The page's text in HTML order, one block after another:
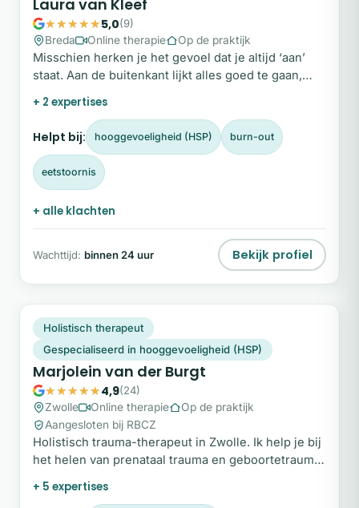
Laura van Kleef
5,0(9)
Breda
Online therapie Op de praktijk
Misschien herken je het gevoel dat je altijd ‘aan’
staat. Aan de buitenkant lijkt alles goed te gaan,
maar je lichaam geeft signalen zoals slecht slapen,
chronische…
+ 2 expertises
Helpt bij: hooggevoeligheid (HSP) burn-out
eetstoornis
+ alle klachten
Wachttijd: binnen 24 uur Bekijk profiel
Snel beschikbaar
Holistisch therapeut
Gespecialiseerd in hooggevoeligheid (HSP)
Marjolein van der Burgt
4,9(24)
Zwolle
Online therapie
Op de praktijk
Aangesloten bij RBCZ
Holistisch trauma-therapeut in Zwolle. Ik help je bij
het helen van prenataal trauma en geboortetrauma,
zodat je verleden je toekomst niet meer bepaalt.
+ 5 expertises